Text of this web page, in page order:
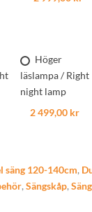
Höger
läslampa / Right
night lamp
2 499,00 kr
säng 120-140cm,
,Sängskåp,